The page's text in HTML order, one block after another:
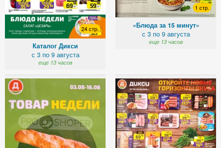
24 стр.
Каталог Дикси
с 3 по 9 августа
еще 13 часов
1 стр.
«Блюда за 15 минут»
с 3 по 9 августа
еще 13 часов